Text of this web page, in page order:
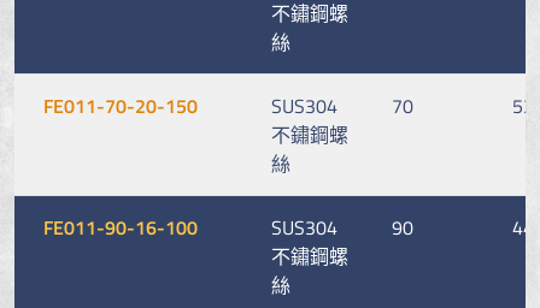
不鏽鋼螺
絲
FE011-70-20-150
SUS304
不鏽鋼螺
絲
70 53
FE011-90-16-100
SUS304
不鏽鋼螺
絲
90 44